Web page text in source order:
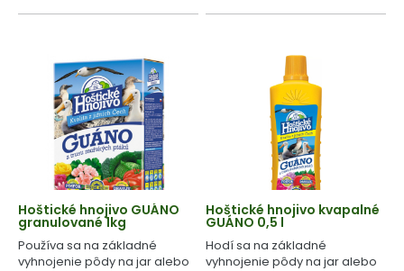
Hoštické hnojivo GUÁNO
granulované 1kg
Používa sa na základné
vyhnojenie pôdy na jar alebo
Hoštické hnojivo kvapalné
GUÁNO 0,5 l
Hodí sa na základné
vyhnojenie pôdy na jar alebo